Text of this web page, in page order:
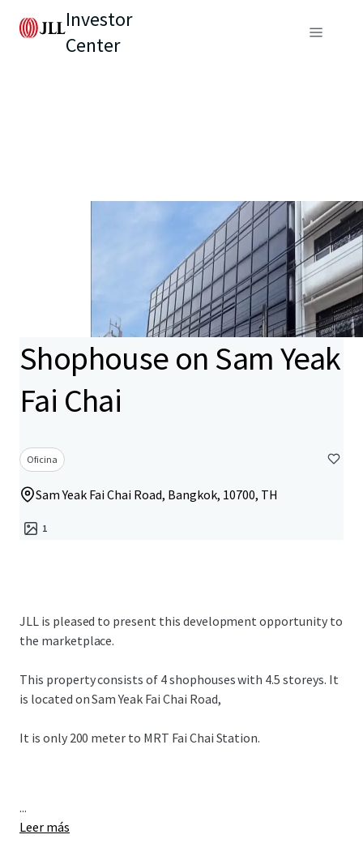
Investor
Center
Shophouse on Sam Yeak
Fai Chai
Oficina
Sam Yeak Fai Chai Road, Bangkok, 10700, TH
1
JLL is pleased to present this development opportunity to
the marketplace.
This property consists of 4 shophouses with 4.5 storeys. It
is located on Sam Yeak Fai Chai Road,
It is only 200 meter to MRT Fai Chai Station.
...
Leer más